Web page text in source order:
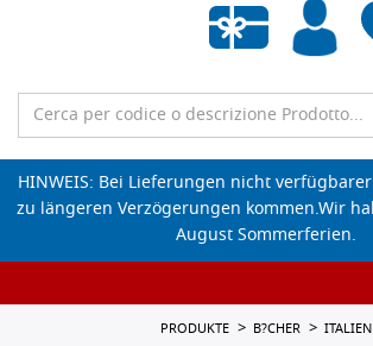
Wunschliste
HINWEIS: Bei Lieferungen nicht
zu längeren Verzögerungen kommen.Wir
August Sommerferien.
PRODUKTE B?CHER ITALIEN